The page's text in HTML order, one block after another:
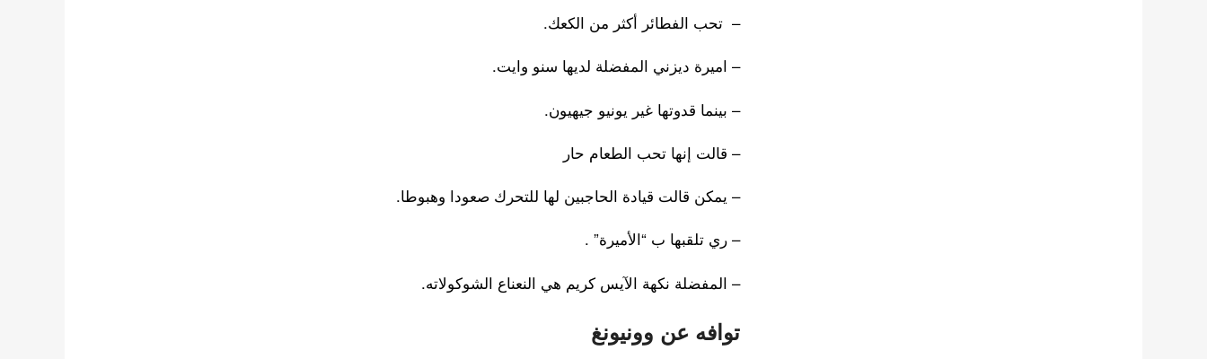
– تحب الفطائر أكثر من الكعك.
– اميرة ديزني المفضلة لديها سنو وايت.
– بينما قدوتها غير يونيو جيهيون.
– قالت إنها تحب الطعام حار
– يمكن قالت قيادة الحاجبين لها للتحرك صعودا وهبوطا.
– ري تلقبها ب “الأميرة” .
– المفضلة نكهة الآيس كريم هي النعناع الشوكولاته.
توافه عن وونيونغ